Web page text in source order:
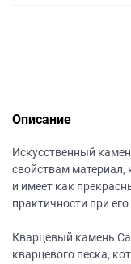
Описание
Искусственный
свойствам материал,
и имеет как
практичности при
Кварцевый камень
кварцевого песка,